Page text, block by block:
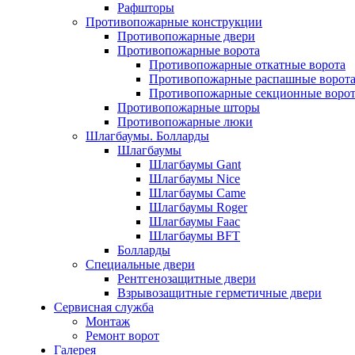
Рафшторы
Противопожарные конструкции
Противопожарные двери
Противопожарные ворота
Противопожарные откатные ворота
Противопожарные распашные ворота
Противопожарные секционные
Противопожарные шторы
Противопожарные люки
Шлагбаумы. Болларды
Шлагбаумы
Шлагбаумы Gant
Шлагбаумы Nice
Шлагбаумы Сame
Шлагбаумы Roger
Шлагбаумы Faac
Шлагбаумы BFT
Болларды
Специальные двери
Рентгенозащитные двери
Взрывозащитные герметичные двери
Сервисная служба
Монтаж
Ремонт ворот
Галерея